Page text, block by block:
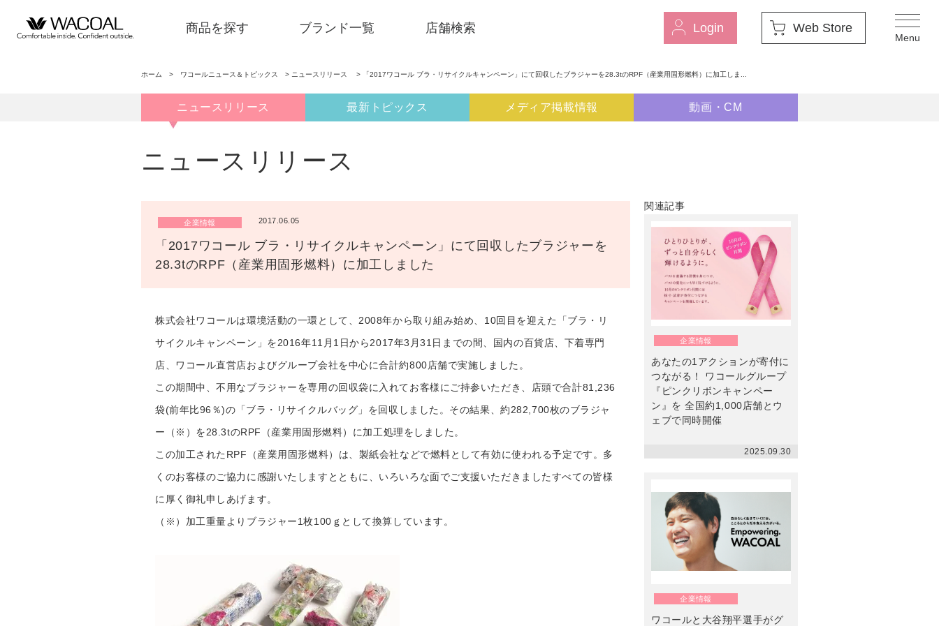
Login Web Store
商品を探す ブランド一覧 店舗検索
店舗検索
新着情報
重要なお知らせ
お知らせ
ワコールウェブストア
公式アプリ
ニュース＆トピックス
プレゼント・キャンペーン
メールニュース登録
お問い合わせ
よくあるご質問
ホーム > ワコールニュース＆トピックス > ニュースリリース > 「2017ワコール ブラ・リサイクルキャンペーン」にて回収したブラジャーを28.3tのRPF（産業用固形燃料）に加工しま...
ニュースリリース 最新トピックス メディア掲載情報 動画・CM
ニュースリリース
企業情報 2017.06.05
「2017ワコール ブラ・リサイクルキャンペーン」にて回収したブラジャーを
28.3tのRPF（産業用固形燃料）に加工しました
株式会社ワコールは環境活動の一環として、2008年から取り組み始め、10回目を迎えた「ブラ・リ
サイクルキャンペーン」を2016年11月1日から2017年3月31日までの間、国内の百貨店、下着専門
店、ワコール直営店およびグループ会社を中心に合計約800店舗で実施しました。
この期間中、不用なブラジャーを専用の回収袋に入れてお客様にご持参いただき、店頭で合計81,236
袋(前年比96％)の「ブラ・リサイクルバッグ」を回収しました。その結果、約282,700枚のブラジャ
ー（※）を28.3tのRPF（産業用固形燃料）に加工処理をしました。
この加工されたRPF（産業用固形燃料）は、製紙会社などで燃料として有効に使われる予定です。多
くのお客様のご協力に感謝いたしますとともに、いろいろな面でご支援いただきましたすべての皆様
に厚く御礼申しあげます。
（※）加工重量よりブラジャー1枚100ｇとして換算しています。
関連記事
企業情報
あなたの1アクションが寄付に
つながる！ ワコールグループ
『ピンクリボンキャンペー
ン』を 全国約1,000店舗とウ
ェブで同時開催
2025.09.30
企業情報
ワコールと大谷翔平選手がグ